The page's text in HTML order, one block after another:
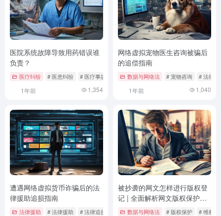
医院系统故障导致用药错误谁
负责？
医疗纠纷 # 医患纠纷 # 医疗事故责任 # 医疗系统安全
1年前 1,354
网络虚拟宠物医生咨询被骗后
的追偿指南
数据与网络法 # 宠物咨询 # 法律维
1年前 1,040
遭遇网络虚拟货币诈骗后的法
律援助追损指南
法律援助 # 法律援助 # 法律追损 # 网络安全
被抄袭的网文怎样进行版权登
记 | 全面解析网文版权保护流
程 数据与网络法 # 版权保护 # 维权流